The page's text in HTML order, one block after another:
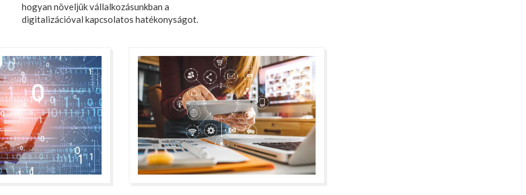
hogyan növeljük vállalkozásunkban a
digitalizációval kapcsolatos hatékonyságot.